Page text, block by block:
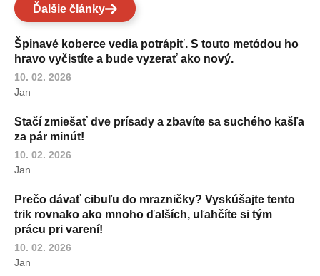
Ďalšie články
Špinavé koberce vedia potrápiť. S touto metódou ho
hravo vyčistíte a bude vyzerať ako nový.
10. 02. 2026
Jan
Stačí zmiešať dve prísady a zbavíte sa suchého kašľa
za pár minút!
10. 02. 2026
Jan
Prečo dávať cibuľu do mrazničky? Vyskúšajte tento
trik rovnako ako mnoho ďalších, uľahčíte si tým
prácu pri varení!
10. 02. 2026
Jan